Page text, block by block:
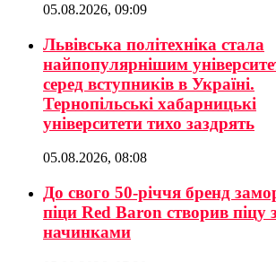
05.08.2026, 09:09
Львівська політехніка стала
найпопулярнішим
серед вступників в Україні.
Тернопільські хабарницькі
університети тихо заздрять
05.08.2026, 08:08
До свого 50-річчя бренд
піци Red Baron створив піцу
начинками